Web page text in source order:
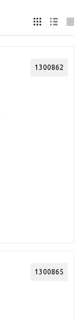
1300862
1300865